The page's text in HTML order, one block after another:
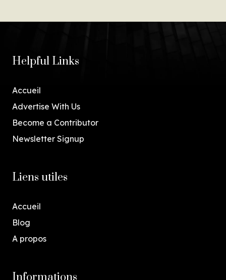
Helpful Links
Accueil
Advertise With Us
Become a Contributor
Newsletter Signup
Liens utiles
Accueil
Blog
A propos
Informations